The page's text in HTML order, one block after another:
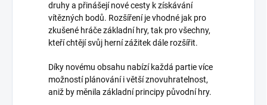
druhy a přinášejí nové cesty k získávání
vítězných bodů. Rozšíření je vhodné jak pro
zkušené hráče základní hry, tak pro všechny,
kteří chtějí svůj herní zážitek dále rozšířit.
Díky novému obsahu nabízí každá partie více
možností plánování i větší znovuhratelnost,
aniž by měnila základní principy původní hry.